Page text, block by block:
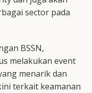
sector pada
BSSN,
melakukan event
menarik dan
terkait keamanan